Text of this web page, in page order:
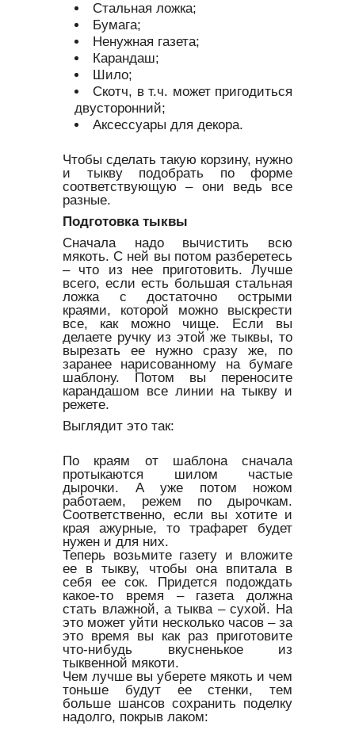
Стальная ложка;
Бумага;
Ненужная газета;
Карандаш;
Шило;
Скотч, в т.ч. может пригодиться
двусторонний;
Аксессуары для декора.
Чтобы сделать такую корзину, нужно
и тыкву подобрать по форме
соответствующую – они ведь все
разные.
Подготовка тыквы
Сначала надо вычистить всю
мякоть. С ней вы потом разберетесь
– что из нее приготовить. Лучше
всего, если есть большая стальная
ложка с достаточно острыми
краями, которой можно выскрести
все, как можно чище. Если вы
делаете ручку из этой же тыквы, то
вырезать ее нужно сразу же, по
заранее нарисованному на бумаге
шаблону. Потом вы переносите
карандашом все линии на тыкву и
режете.
Выглядит это так:
По краям от шаблона сначала
протыкаются шилом частые
дырочки. А уже потом ножом
работаем, режем по дырочкам.
Соответственно, если вы хотите и
края ажурные, то трафарет будет
нужен и для них.
Теперь возьмите газету и вложите
ее в тыкву, чтобы она впитала в
себя ее сок. Придется подождать
какое-то время – газета должна
стать влажной, а тыква – сухой. На
это может уйти несколько часов – за
это время вы как раз приготовите
что-нибудь вкусненькое из
тыквенной мякоти.
Чем лучше вы уберете мякоть и чем
тоньше будут ее стенки, тем
больше шансов сохранить поделку
надолго, покрыв лаком: